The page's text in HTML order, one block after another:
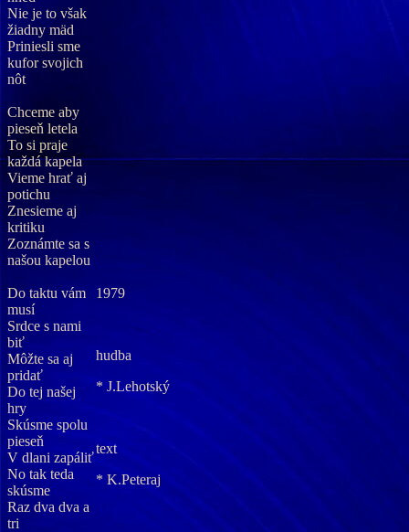
Nie je to však
žiadny mäd
Priniesli sme
kufor svojich
nôt
Chceme aby
pieseň letela
To si praje
každá kapela
Vieme hrať aj
potichu
Znesieme aj
kritiku
Zoznámte sa s
našou kapelou
Do taktu vám
musí
Srdce s nami
biť
Môžte sa aj
pridať
Do tej našej
hry
Skúsme spolu
pieseň
V dlani zapáliť
No tak teda
skúsme
Raz dva dva a
tri
1979
hudba
* J.Lehotský
text
* K.Peteraj